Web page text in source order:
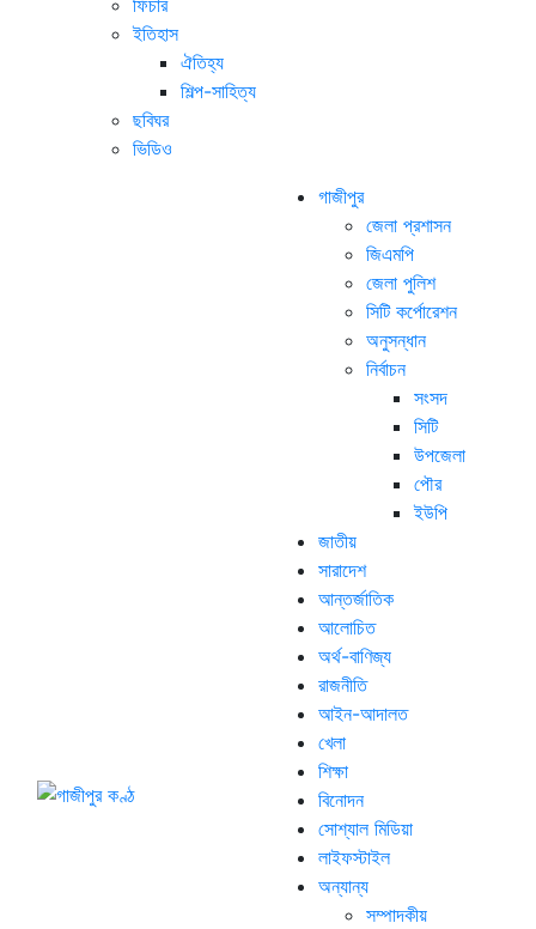
ইতিহাস
ঐতিহ্য
শিল্প-সাহিত্য
ছবিঘর
ভিডিও
গাজীপুর
জেলা প্রশাসন
জিএমপি
জেলা পুলিশ
সিটি কর্পোরেশন
অনুসন্ধান
নির্বাচন
সংসদ
সিটি
উপজেলা
পৌর
ইউপি
জাতীয়
সারাদেশ
আন্তর্জাতিক
আলোচিত
অর্থ-বাণিজ্য
রাজনীতি
আইন-আদালত
খেলা
শিক্ষা
বিনোদন
সোশ্যাল মিডিয়া
লাইফস্টাইল
অন্যান্য
সম্পাদকীয়